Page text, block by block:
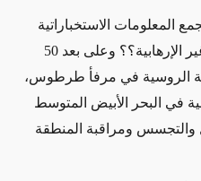
المعلومات الاستخباراتية
ومركز تنسيق لتنظيم المنظمات غير الإرهابية؟؟ وعلى بعد 50
الروسية في مرفأ طرطوس،
في البحر الأبيض المتوسط
والتجسس ومراقبة المنطقة